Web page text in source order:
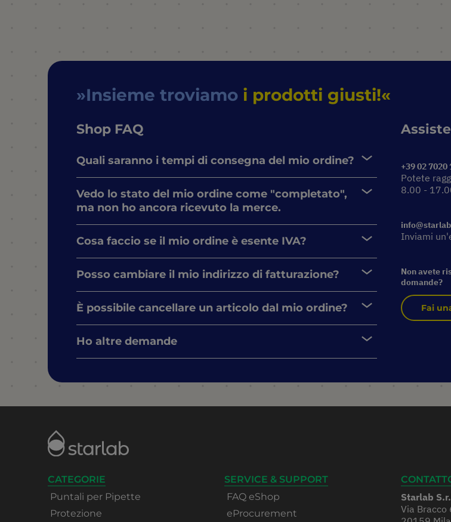
Insieme troviamo i prodotti giusti!
Shop FAQ
Quali saranno i tempi di consegna del mio ordine?
Vedo lo stato del mio ordine come "completato",
ma non ho ancora ricevuto la merce.
Cosa faccio se il mio ordine è esente IVA?
Posso cambiare il mio indirizzo di fatturazione?
È possibile cancellare un articolo dal mio ordine?
Ho altre demande
+39 02 7020
Potete
8.00 -
Inviami
Non avete
domande?
Fai
CATEGORIE
Puntali per Pipette
Protezione
SERVICE & SUPPORT
FAQ eShop
eProcurement
Starlab
Via Bracco